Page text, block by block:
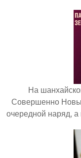
На
Совершенно
очередной наряд,